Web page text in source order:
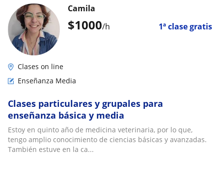
$1000/h 1ª clase gratis
Camila
Clases on line
Enseñanza Media
Clases particulares y grupales para
enseñanza básica y media
Estoy en quinto año de medicina veterinaria, por lo que,
tengo amplio conocimiento de ciencias básicas y avanzadas.
También estuve en la ca...